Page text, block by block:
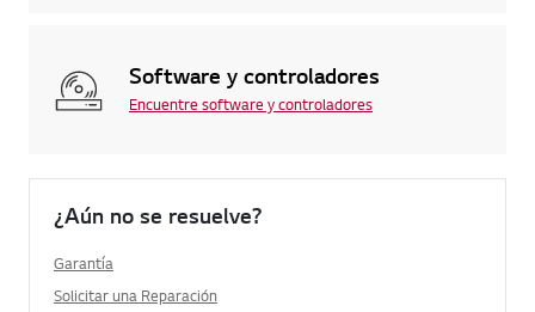
Software y controladores
Encuentre software y controladores
¿Aún no se resuelve?
Garantía
Solicitar una Reparación